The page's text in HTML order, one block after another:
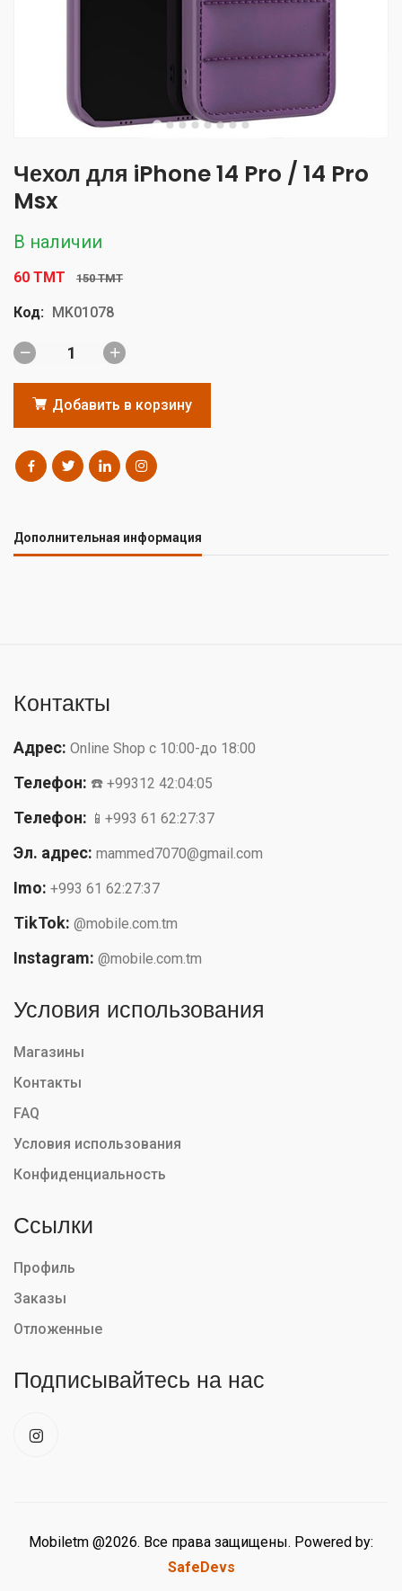
Чехол для iPhone 14 Pro / 14 Pro
Msx
В наличии
60 TMT 150 TMT
Код: MK01078
Добавить в корзину
Дополнительная информация
Контакты
Адрес: Online Shop с 10:00-до 18:00
Телефон: ☎️ +99312 42:04:05
Телефон: 📱+993 61 62:27:37
Эл. адрес: mammed7070@gmail.com
Imo: +993 61 62:27:37
TikTok: @mobile.com.tm
Instagram: @mobile.com.tm
Условия использования
Магазины
Контакты
FAQ
Условия использования
Конфиденциальность
Ссылки
Профиль
Заказы
Отложенные
Подписывайтесь на нас
Mobiletm @2026. Все права защищены. Powered by:
SafeDevs